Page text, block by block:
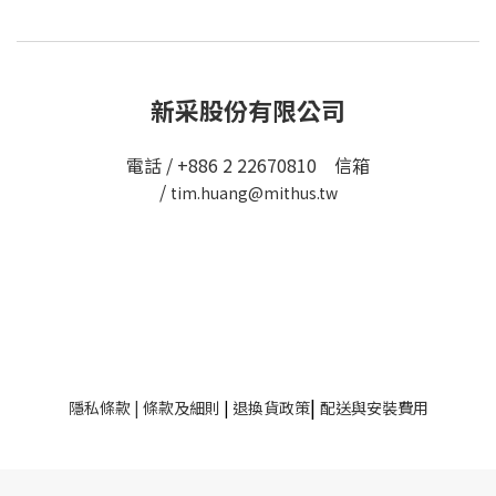
新采股份有限公司
電話 / +886 2 22670810 信箱
/ tim.huang@mithus.tw
隱私條款| 條款及細則 | 退換貨政策| 配送與安裝費用